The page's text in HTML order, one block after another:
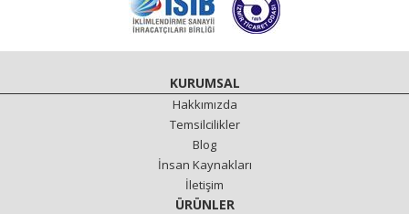
KURUMSAL
Hakkımızda
Temsilcilikler
Blog
İnsan Kaynakları
İletişim
ÜRÜNLER